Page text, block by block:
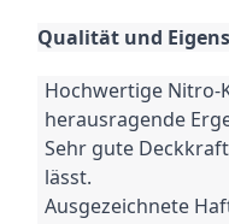
Qualität und
Hochwertige
herausragende
Sehr gute
lässt.
Ausgezeichnete